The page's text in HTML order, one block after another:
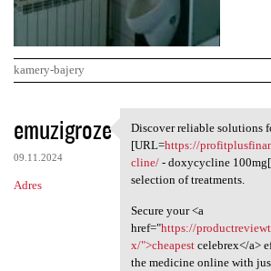
kamery-bajery
K
o
m
e
emuzigroze
09.11.2024
Adres
Discover reliable
Discover reliable solutions
[URL=https://
cline/- doxycycline
selection of treatments.
Secure your <a
href="https://
x/">cheapestcelebrex</a>
the medicine online with